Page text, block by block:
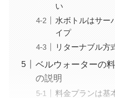
い
水ボトルはサー
イプ
リターナブル方
ベルウォーターの
の説明
料金プランは基